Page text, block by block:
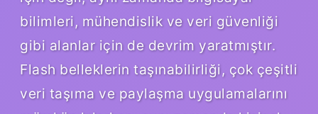
bilimleri, mühendislik ve veri güvenliği
gibi alanlar için de devrim yaratmıştır.
Flash belleklerin taşınabilirliği, çok çeşitli
veri taşıma ve paylaşma uygulamalarını